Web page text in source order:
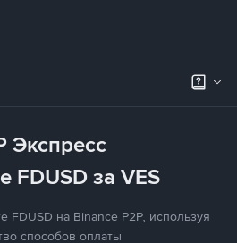
Экспресс
FDUSD за VES
FDUSD на Binance P2P, используя
способов оплаты